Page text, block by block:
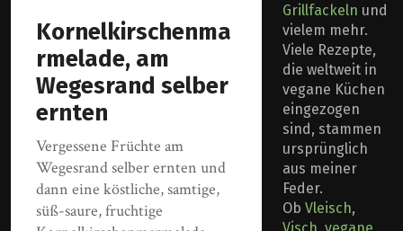
Kornelkirschenma
rmelade, am
Wegesrand selber
ernten
Vergessene Früchte am
Wegesrand selber ernten und
dann eine köstliche, samtige,
süß-saure, fruchtige
Grillfackeln und
vielem mehr.
Viele Rezepte,
die weltweit in
vegane Küchen
eingezogen
sind, stammen
ursprünglich
aus meiner
Feder.
Ob Vleisch,